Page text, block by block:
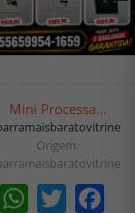
Mini Processa...
Origem:
WhatsAppTwitter Facebook